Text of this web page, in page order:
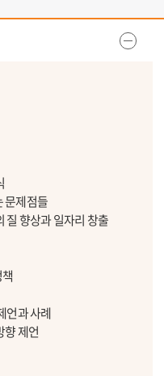
문제점들
질 향상과 일자리 창출
언과 사례
향 제언